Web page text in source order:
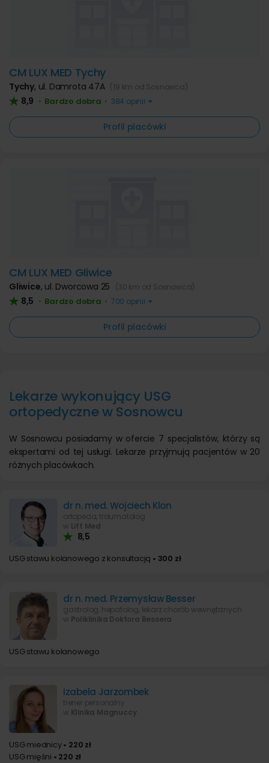
CM LUX MED Tychy
Tychy, ul. Damrota 47A (19 km od Sosnowca)
8,9 • Bardzo dobra • 384 opinii
Profil placówki
CM LUX MED Gliwice
Gliwice, ul. Dworcowa 25 (30 km od Sosnowca)
8,5 • Bardzo dobra • 700 opinii
Profil placówki
Lekarze wykonujący USG
ortopedyczne w Sosnowcu
W Sosnowcu posiadamy w ofercie 7 specjalistów, którzy są
ekspertami od tej usługi. Lekarze przyjmują pacjentów w 20
różnych placówkach.
dr n. med. Wojciech Klon
ortopeda, traumatolog
w Lift Med
8,5
USG stawu kolanowego z konsultacją • 300 zł
dr n. med. Przemysław Besser
gastrolog, hepatolog, lekarz chorób wewnętrznych
w Poliklinika Doktora Bessera
USG stawu kolanowego
Izabela Jarzombek
trener personalny
w Klinika Magnuccy
USG miednicy• 220 zł
USG mięśni • 220 zł